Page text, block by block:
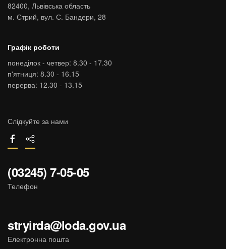
82400, Львівська область
м. Стрий, вул. С. Бандери, 28
Графік роботи
понеділок - четвер: 8.30 - 17.30
п'ятниця: 8.30 - 16.15
перерва: 12.30 - 13.15
Слідкуйте за нами
(03245) 7-05-05
Телефон
stryirda@loda.gov.ua
Електронна пошта